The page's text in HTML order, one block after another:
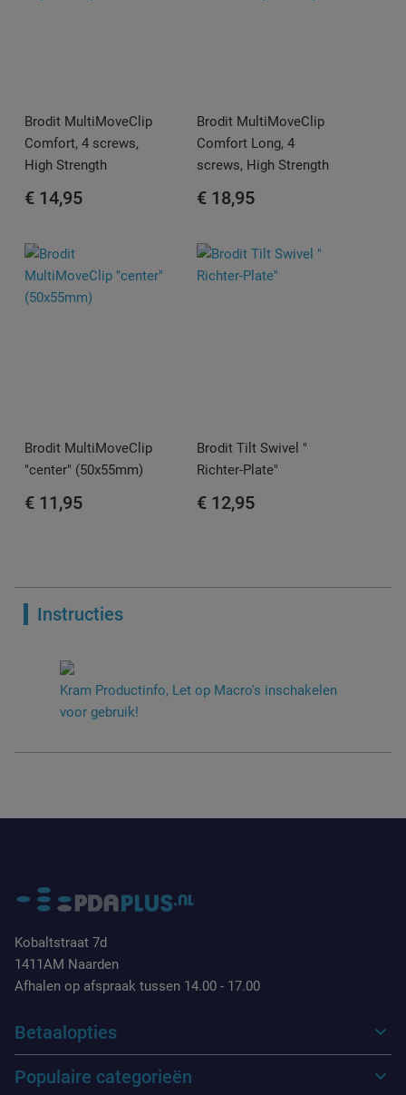
Brodit MultiMoveClip
Comfort, 4 screws,
High Strength
€ 14,95
Brodit MultiMoveClip
Comfort Long, 4
screws, High Strength
€ 18,95
Brodit MultiMoveClip
"center" (50x55mm)
€ 11,95
Brodit Tilt Swivel "
Richter-Plate"
€ 12,95
Instructies
Kram Productinfo, Let op Macro's inschakelen
voor gebruik!
Kobaltstraat 7d
1411AM Naarden
Afhalen op afspraak tussen 14.00 - 17.00
Betaalopties
Populaire categorieën